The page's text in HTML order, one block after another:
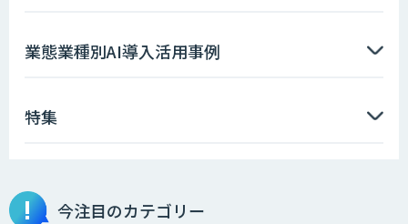
業態業種別AI導入活用事例
特集
今注目のカテゴリー